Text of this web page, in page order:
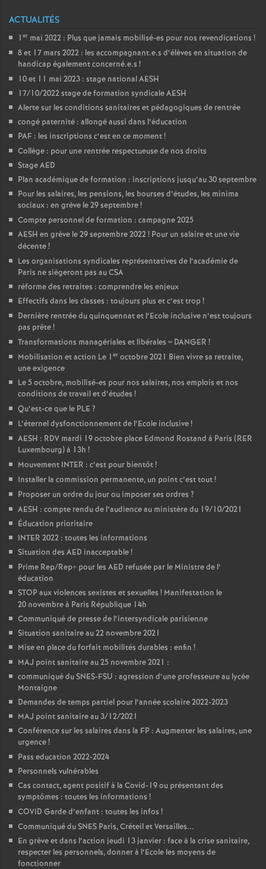
é
O
l
é
a
n
s
T
o
u
r
s
ACTUALITÉS
1 er mai 2022 : Plus que jamais mobilisé-es pour nos revendications !
8 et 17 mars 2022 : les accompagnant.e.s d’élèves en situation de
handicap également concerné.e.s !
10 et 11 mai 2023 : stage national AESH
17/10/2022 stage de formation syndicale AESH
Alerte sur les conditions sanitaires et pédagogiques de rentrée
congé paternité : allongé aussi dans l’éducation
PAF : les inscriptions c’est en ce moment!
Collège : pour une rentrée respectueuse de nos droits
Stage AED
Plan académique de formation : inscriptions jusqu’au 30 septembre
Pour les salaires, les pensions, les bourses d’études, les minima
sociaux : en grève le 29 septembre!
Compte personnel de formation : campagne 2025
AESH en grève le 29 septembre 2022! Pour un salaire et une vie
décente!
Les organisations syndicales représentatives de l’académie de
Paris ne siègeront pas au CSA
réforme des retraites : comprendre les enjeux
Effectifs dans les classes : toujours plus et c’est trop!
Dernière rentrée du quinquennat et l’Ecole inclusive n’est toujours
pas prête!
Transformations managériales et libérales = DANGER !
Mobilisation et action Le 1 er octobre 2021 Bien vivre sa retraite,
une exigence
Le 5 octobre, mobilisé-es pour nos salaires, nos emplois et nos
conditions de travail et d’études !
Qu’est-ce que le PLE ?
L’éternel dysfonctionnement de l’Ecole inclusive!
AESH : RDV mardi 19 octobre place Edmond Rostand à Paris (RER
Luxembourg) à 13h !
Mouvement INTER : c’est pour bientôt!
Installer la commission permanente, un point c’est tout!
Proposer un ordre du jour ou imposer ses ordres ?
AESH : compte rendu de l’audience au ministère du 19/10/2021
Éducation prioritaire
INTER 2022 : toutes les informations
Situation des AED inacceptable!
Prime Rep/Rep+ pour les AED refusée par le Ministre de l’
éducation
STOP aux violences sexistes et sexuelles ! Manifestation le
20 novembre à Paris République 14h
Communiqué de presse de l’intersyndicale parisienne
Situation sanitaire au 22 novembre 2021
Mise en place du forfait mobilités durables : enfin !
MAJ point sanitaire au 25 novembre 2021 :
communiqué du SNES-FSU : agression d’une professeure au lycée
Montaigne
Demandes de temps partiel pour l’année scolaire 2022-2023
MAJ point sanitaire au 3/12/2021
Conférence sur les salaires dans la FP : Augmenter les salaires, une
urgence!
Pass education 2022-2024
Personnels vulnérables
Cas contact, agent positif à la Covid-19 ou présentant des
symptômes : toutes les informations !
COVID Garde d’enfant : toutes les infos !
Communiqué du SNES Paris, Créteil et Versailles...
En grève et dans l’action jeudi 13 janvier : face à la crise sanitaire,
respecter les personnels, donner à l’Ecole les moyens de
fonctionner